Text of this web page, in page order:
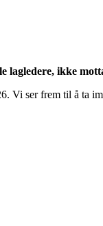
lagledere, ikke
Vi ser frem til å ta